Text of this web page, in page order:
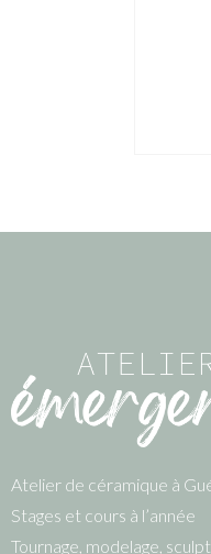
Atelier de céramique à
Stages et cours à l’année
Tournage, modelage,